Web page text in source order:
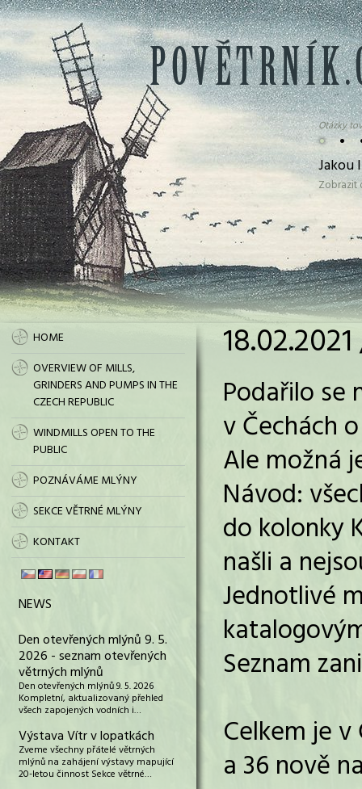
• •
Otázky
Jakou
HOME
OVERVIEW OF MILLS,
GRINDERS AND PUMPS IN THE
CZECH REPUBLIC
WINDMILLS OPEN TO THE
PUBLIC
POZNÁVÁME MLÝNY
SEKCE VĚTRNÉ MLÝNY
KONTAKT
NEWS
Den otevřených mlýnů 9. 5.
2026 - seznam otevřených
větrných mlýnů
Den otevřených mlýnů 9. 5. 2026
Kompletní, aktualizovaný přehled
všech zapojených vodních i…
Výstava Vítr v lopatkách
Zveme všechny přátelé větrných
mlýnů na zahájení výstavy mapující
20-letou činnost Sekce větrné…
Podařilo se
v Čechách
Ale možná
Návod:
do kolonky
našli a
Jednotlivé
Seznam
Celkem je
a 36 nově